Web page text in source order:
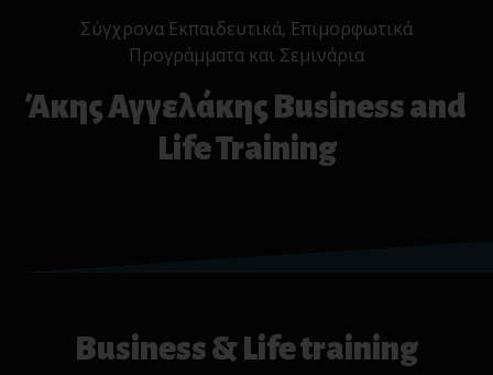
Σύγχρονα Εκπαιδευτικά, Επιμορφωτικά
Προγράμματα και Σεμινάρια
Άκης Αγγελάκης Business and
Life Training
Business & Life training